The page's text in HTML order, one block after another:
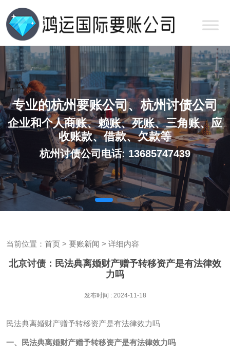
专业的杭州要账公司、杭州讨债公司
企业和个人商账、赖账、死账、三角账、应
收账款、借款、欠款等
杭州讨债公司电话: 13685747439
当前位置： 首页 > 要账新闻 > 详细内容
北京讨债：民法典离婚财产赠予转移资产是有法律效
力吗
发布时间 : 2024-11-18
民法典离婚财产赠予转移资产是有法律效力吗
一、民法典离婚财产赠予转移资产是有法律效力吗